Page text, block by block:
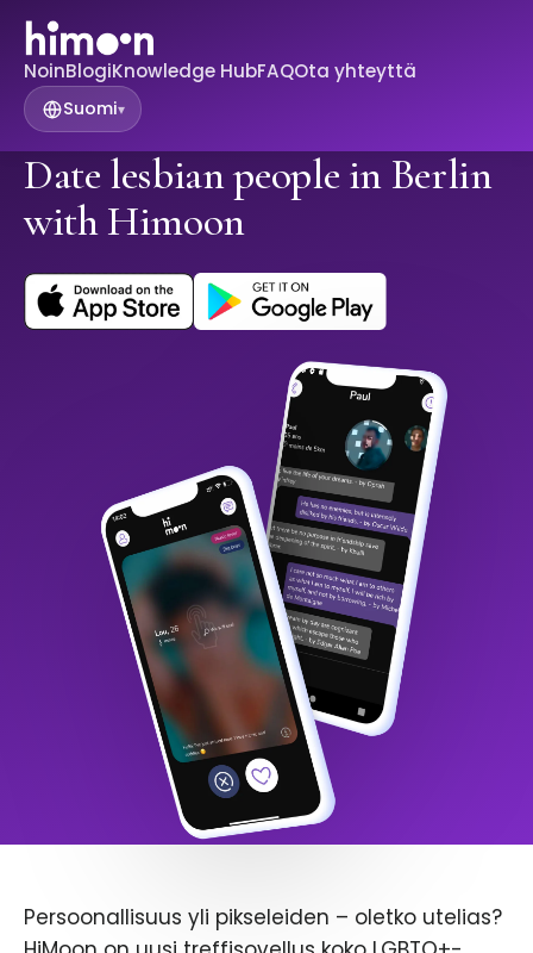
NoinBlogiKnowledge HubFAQOta yhteyttä
Suomi▾
Date lesbian people in Berlin
with Himoon
Persoonallisuus yli pikseleiden – oletko utelias?